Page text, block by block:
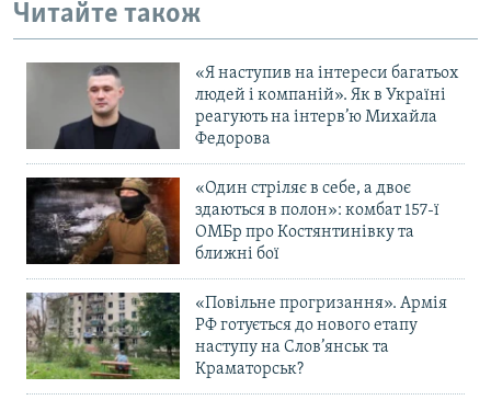
Читайте також
«Я наступив на інтереси багатьох
людей і компаній». Як в Україні
реагують на інтерв’ю Михайла
Федорова
«Один стріляє в себе, а двоє
здаються в полон»: комбат 157-ї
ОМБр про Костянтинівку та
ближні бої
«Повільне прогризання». Армія
РФ готується до нового етапу
наступу на Слов’янськ та
Краматорськ?